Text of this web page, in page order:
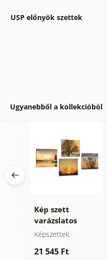
USP előnyök szettek
Ugyanebből a kollekcióból
Kép szett
varázslatos
természet
Képszettek
21 545 Ft